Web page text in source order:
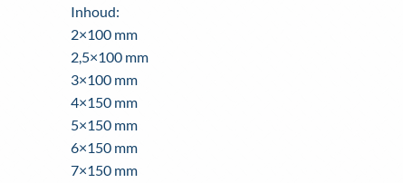
Inhoud:
2×100 mm
2,5×100 mm
3×100 mm
4×150 mm
5×150 mm
6×150 mm
7×150 mm